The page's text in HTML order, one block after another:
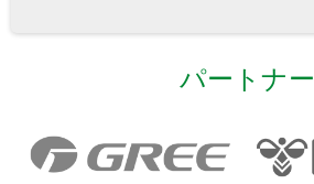
パートナー